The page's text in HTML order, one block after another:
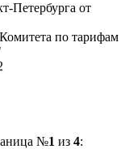
Петербурга от
по тарифам
№1 из 4: